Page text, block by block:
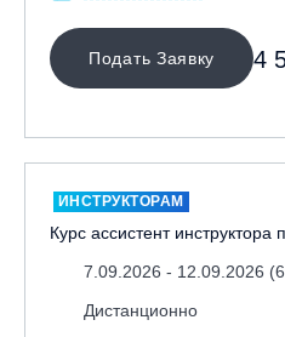
Подать Заявку 4
ИНСТРУКТОРАМ
Курс ассистент инструктора
7.09.2026 - 12.09.2026
Дистанционно